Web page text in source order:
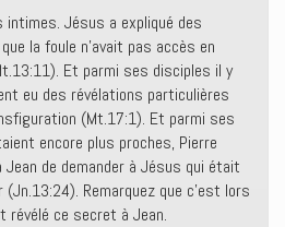
Jésus a expliqué des
la foule n’avait pas accès en
Et parmi ses disciples il y
eu des révélations particulières
(Mt.17:1). Et parmi ses
encore plus proches, Pierre
Jean de demander à Jésus qui était
Remarquez que c’est lors
révélé ce secret à Jean.